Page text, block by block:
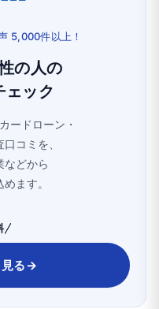
5,000件以上！
の人の
ェック
ードローン・
コミを、
などから
ます。
る→